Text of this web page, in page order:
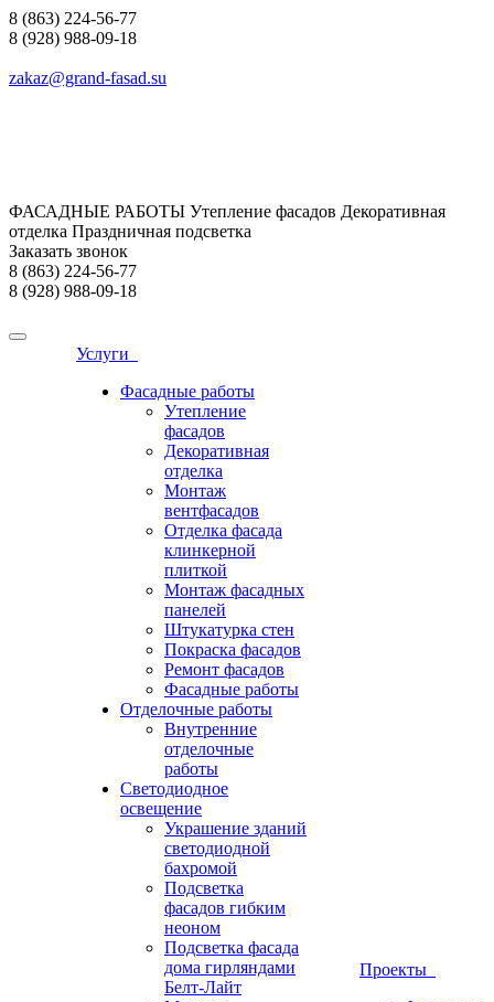
8 (863) 224-56-77
8 (928) 988-09-18
zakaz@grand-fasad.su
ФАСАДНЫЕ РАБОТЫ Утепление фасадов Декоративная
отделка Праздничная подсветка
Заказать звонок
8 (863) 224-56-77
8 (928) 988-09-18
Услуги
Фасадные работы
Утепление
фасадов
Декоративная
отделка
Монтаж
вентфасадов
Отделка фасада
клинкерной
плиткой
Монтаж фасадных
панелей
Штукатурка стен
Покраска фасадов
Ремонт фасадов
Фасадные работы
Отделочные работы
Внутренние
отделочные
работы
Светодиодное
освещение
Украшение зданий
светодиодной
бахромой
Подсветка
фасадов гибким
неоном
Подсветка фасада
дома гирляндами
Белт-Лайт
Проекты